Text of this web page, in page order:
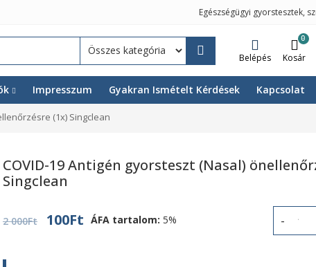
Egészségügyi gyorstesztek,
Belépés
0
Kosár
Impresszum Gyakran Ismételt Kérdések Kapcsolat
(1x) Singclean
COVID-19 Antigén gyorsteszt (Nasal)
Singclean
2 000Ft
Original
100Ft Current
ÁFA tartalom: 5%